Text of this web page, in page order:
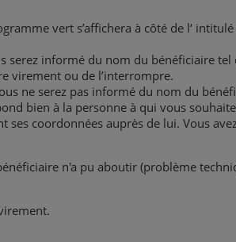
vert s’affichera à côté de l‘
informé du nom du bénéficiaire
virement ou de l’interrompre.
ne serez pas informé du nom du
bien à la personne à qui vous
coordonnées auprès de lui. Vous
n'a pu aboutir (problème